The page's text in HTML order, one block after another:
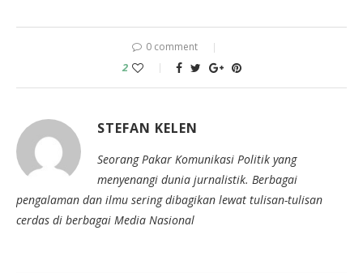
0 comment
2
STEFAN KELEN
Seorang Pakar Komunikasi Politik yang
menyenangi dunia jurnalistik. Berbagai
pengalaman dan ilmu sering dibagikan lewat tulisan-tulisan
cerdas di berbagai Media Nasional